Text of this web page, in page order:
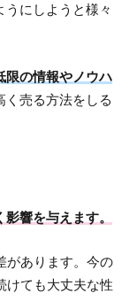
にしようと様々
限の情報やノウハ
く売る方法をしる
響を与えます。
があります。今の
けても大丈夫な性